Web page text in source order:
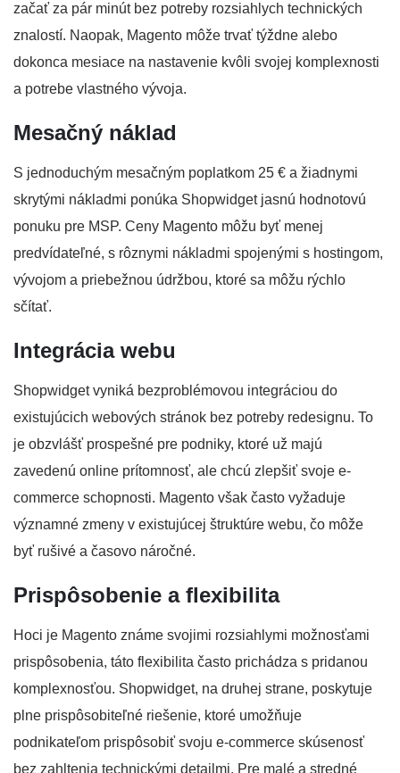
začať za pár minút bez potreby rozsiahlych technických
znalostí. Naopak, Magento môže trvať týždne alebo
dokonca mesiace na nastavenie kvôli svojej komplexnosti
a potrebe vlastného vývoja.
Mesačný náklad
S jednoduchým mesačným poplatkom 25 € a žiadnymi
skrytými nákladmi ponúka Shopwidget jasnú hodnotovú
ponuku pre MSP. Ceny Magento môžu byť menej
predvídateľné, s rôznymi nákladmi spojenými s hostingom,
vývojom a priebežnou údržbou, ktoré sa môžu rýchlo
sčítať.
Integrácia webu
Shopwidget vyniká bezproblémovou integráciou do
existujúcich webových stránok bez potreby redesignu. To
je obzvlášť prospešné pre podniky, ktoré už majú
zavedenú online prítomnosť, ale chcú zlepšiť svoje e-
commerce schopnosti. Magento však často vyžaduje
významné zmeny v existujúcej štruktúre webu, čo môže
byť rušivé a časovo náročné.
Prispôsobenie a flexibilita
Hoci je Magento známe svojimi rozsiahlymi možnosťami
prispôsobenia, táto flexibilita často prichádza s pridanou
komplexnosťou. Shopwidget, na druhej strane, poskytuje
plne prispôsobiteľné riešenie, ktoré umožňuje
podnikateľom prispôsobiť svoju e-commerce skúsenosť
bez zahltenia technickými detailmi. Pre malé a stredné